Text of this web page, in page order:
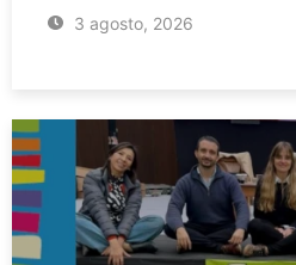
3 agosto, 2026